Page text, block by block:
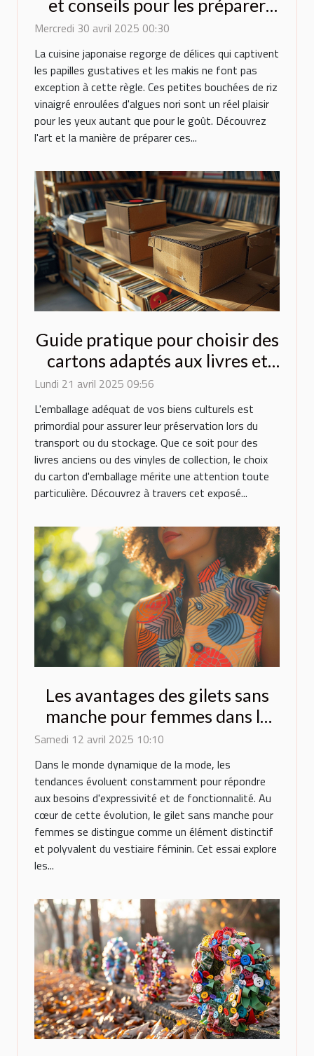
et conseils pour les préparer
chez soi
Mercredi 30 avril 2025 00:30
La cuisine japonaise regorge de délices qui captivent
les papilles gustatives et les makis ne font pas
exception à cette règle. Ces petites bouchées de riz
vinaigré enroulées d'algues nori sont un réel plaisir
pour les yeux autant que pour le goût. Découvrez
l'art et la manière de préparer ces...
Guide pratique pour choisir des
cartons adaptés aux livres et
vinyles
Lundi 21 avril 2025 09:56
L'emballage adéquat de vos biens culturels est
primordial pour assurer leur préservation lors du
transport ou du stockage. Que ce soit pour des
livres anciens ou des vinyles de collection, le choix
du carton d'emballage mérite une attention toute
particulière. Découvrez à travers cet exposé...
Les avantages des gilets sans
manche pour femmes dans la
mode contemporaine
Samedi 12 avril 2025 10:10
Dans le monde dynamique de la mode, les
tendances évoluent constamment pour répondre
aux besoins d'expressivité et de fonctionnalité. Au
cœur de cette évolution, le gilet sans manche pour
femmes se distingue comme un élément distinctif
et polyvalent du vestiaire féminin. Cet essai explore
les...